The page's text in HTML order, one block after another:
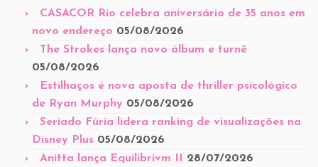
CASACOR Rio celebra aniversário de 35 anos em
novo endereço 05/08/2026
The Strokes lança novo álbum e turnê
05/08/2026
Estilhaços é nova aposta de thriller psicológico
de Ryan Murphy 05/08/2026
Seriado Fúria lidera ranking de visualizações na
Disney Plus 05/08/2026
Anitta lança Equilibrivm II
28/07/2026